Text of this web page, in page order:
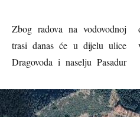
Zbog radova na vodovodnoj
trasi danas će u dijelu ulice
Dragovoda i naselju Pasadur
doći do prekida u opskrbi